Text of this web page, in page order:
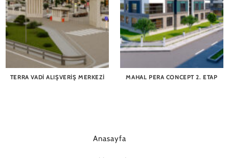
TERRA VADI ALIŞVERIŞ MERKEZI MAHAL PERA CONCEPT 2. ETAP
Anasayfa